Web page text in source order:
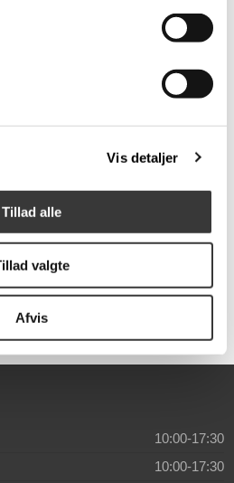
Vis detaljer
Tillad alle
valgte
Afvis
med chaiselong
31.210,00 DKK
10:00-17:30
10:00-17:30